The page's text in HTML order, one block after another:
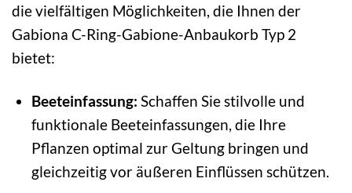
die vielfältigen Möglichkeiten, die Ihnen der
Gabiona C-Ring-Gabione-Anbaukorb Typ 2
bietet:
Beeteinfassung: Schaffen Sie stilvolle und
funktionale Beeteinfassungen, die Ihre
Pflanzen optimal zur Geltung bringen und
gleichzeitig vor äußeren Einflüssen schützen.